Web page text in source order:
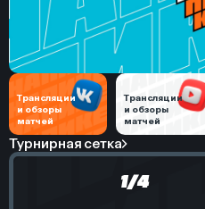
Трансляции
и обзоры
матчей
Трансляции
и обзоры
матчей
Турнирная сетка
1/4